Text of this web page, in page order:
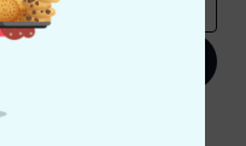
Sie dem Erhalt von E-Mail-